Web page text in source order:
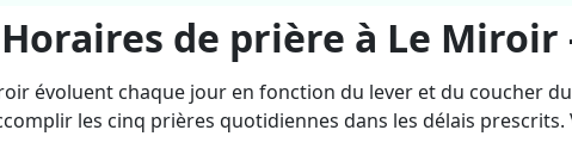
Horaires de prière à Le Miroir
évoluent chaque jour en fonction du lever et du coucher
les cinq prières quotidiennes dans les délais